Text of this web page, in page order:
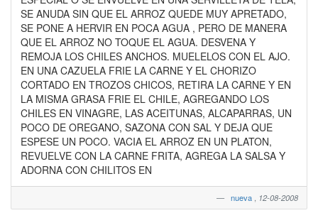
SE ANUDA SIN QUE EL ARROZ QUEDE MUY APRETADO,
SE PONE A HERVIR EN POCA AGUA , PERO DE MANERA
QUE EL ARROZ NO TOQUE EL AGUA. DESVENA Y
REMOJA LOS CHILES ANCHOS. MUELELOS CON EL AJO.
EN UNA CAZUELA FRIE LA CARNE Y EL CHORIZO
CORTADO EN TROZOS CHICOS, RETIRA LA CARNE Y EN
LA MISMA GRASA FRIE EL CHILE, AGREGANDO LOS
CHILES EN VINAGRE, LAS ACEITUNAS, ALCAPARRAS, UN
POCO DE OREGANO, SAZONA CON SAL Y DEJA QUE
ESPESE UN POCO. VACIA EL ARROZ EN UN PLATON,
REVUELVE CON LA CARNE FRITA, AGREGA LA SALSA Y
ADORNA CON CHILITOS EN
nueva 12-08-2008